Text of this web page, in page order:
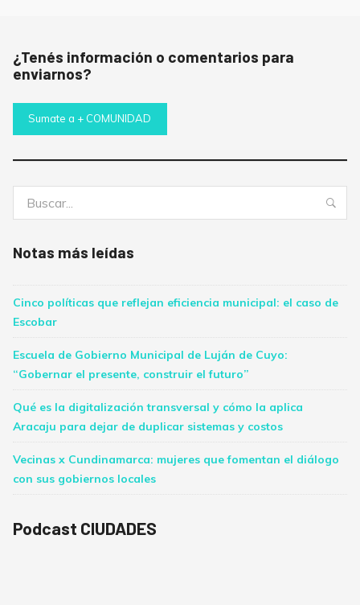
¿Tenés información o comentarios para
enviarnos?
Sumate a + COMUNIDAD
Notas más leídas
Cinco políticas que reflejan eficiencia municipal: el caso de
Escobar
Escuela de Gobierno Municipal de Luján de Cuyo:
“Gobernar el presente, construir el futuro”
Qué es la digitalización transversal y cómo la aplica
Aracaju para dejar de duplicar sistemas y costos
Vecinas x Cundinamarca: mujeres que fomentan el diálogo
con sus gobiernos locales
Podcast CIUDADES